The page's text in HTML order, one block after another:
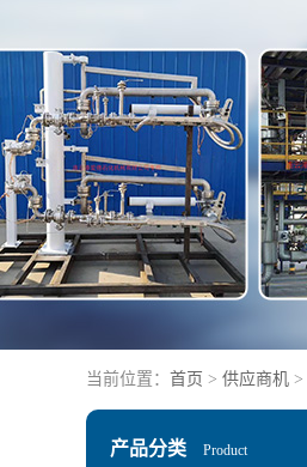
当前位置： 首页 > 供应商机 >
产品分类 Product